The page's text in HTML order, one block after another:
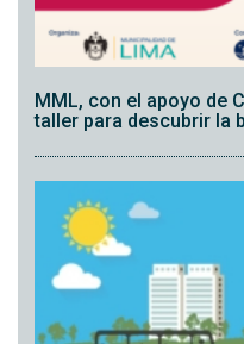
MML, con el apoyo de
taller para descubrir la